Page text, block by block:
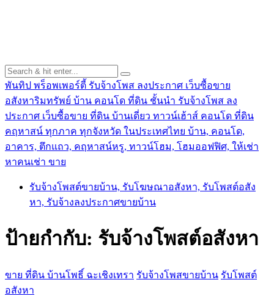
พันทิป พร็อพเพอร์ตี้ รับจ้างโพส ลงประกาศ เว็บซื้อขาย
อสังหาริมทรัพย์ บ้าน คอนโด ที่ดิน ชั้นนำ รับจ้างโพส ลง
ประกาศ เว็บซื้อขาย ที่ดิน บ้านเดี่ยว ทาวน์เฮ้าส์ คอนโด ที่ดิน
คฤหาสน์ ทุกภาค ทุกจังหวัด ในประเทศไทย บ้าน, คอนโด,
อาคาร, ตึกแถว, คฤหาสน์หรู, ทาวน์โฮม, โฮมออฟฟิศ, ให้เช่า
หาคนเช่า ขาย
รับจ้างโพสต์ขายบ้าน, รับโฆษณาอสังหา, รับโพสต์อสัง
หา, รับจ้างลงประกาศขายบ้าน
ป้ายกำกับ: รับจ้างโพสต์อสังหา
ขาย ที่ดิน บ้านโพธิ์ ฉะเชิงเทรา รับจ้างโพสขายบ้าน รับโพสต์
อสังหา